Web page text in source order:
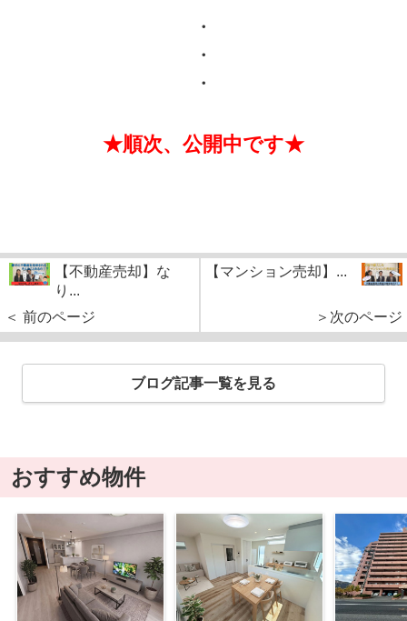
・
・
・
★順次、公開中です★
【不動産売却】な
り...
＜ 前のページ
【マンション売却】...
＞次のページ
ブログ記事一覧を見る
おすすめ物件